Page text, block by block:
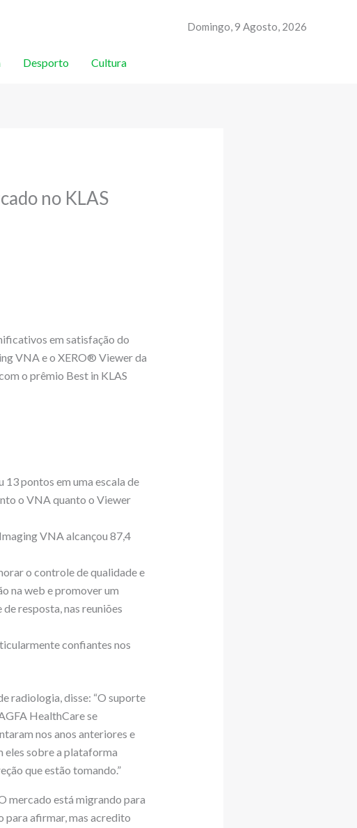
Domingo, 9 Agosto, 2026
Desporto Cultura
no KLAS
em satisfação do
VNA e o XERO® Viewer da
o prêmio Best in KLAS
pontos em uma escala de
o VNA quanto o Viewer
VNA alcançou 87,4
o controle de qualidade e
na web e promover um
resposta, nas reuniões
confiantes nos
radiologia, disse: “O suporte
HealthCare se
nos anos anteriores e
eles sobre a plataforma
que estão tomando.”
mercado está migrando para
para afirmar, mas acredito